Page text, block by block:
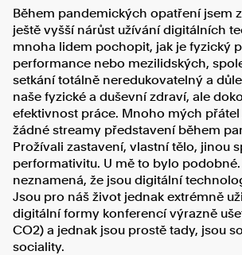
Během pandemických opatření jsem
ještě vyšší nárůst užívání digitálních
mnoha lidem pochopit, jak je fyzický
performance nebo mezilidských,
setkání totálně neredukovatelný a
naše fyzické a duševní zdraví, ale
efektivnost práce. Mnoho mých
žádné streamy představení během
Prožívali zastavení, vlastní tělo, jinou
performativitu. U mě to bylo podobné.
neznamená, že jsou digitální
Jsou pro náš život jednak extrémně
digitální formy konferencí výrazně
CO2) a jednak jsou prostě tady, jsou
sociality.